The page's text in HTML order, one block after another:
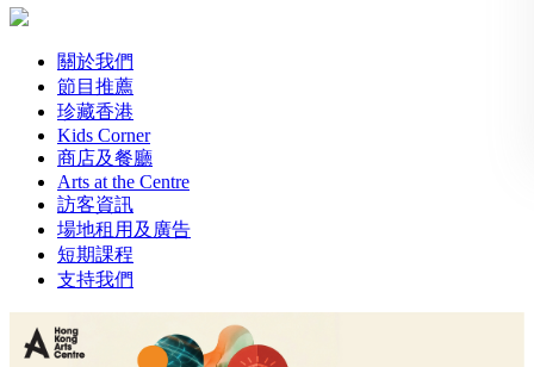
關於我們
節目推薦
珍藏香港
Kids Corner
商店及餐廳
Arts at the Centre
訪客資訊
場地租用及廣告
短期課程
支持我們